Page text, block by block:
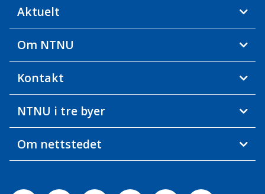
Aktuelt
Om NTNU
Kontakt
NTNU i tre byer
Om nettstedet